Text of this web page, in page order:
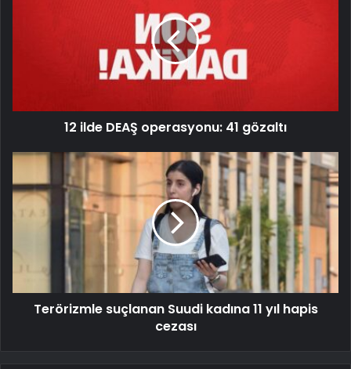
12 ilde DEAŞ operasyonu: 41 gözaltı
Terörizmle suçlanan Suudi kadına 11 yıl hapis
cezası